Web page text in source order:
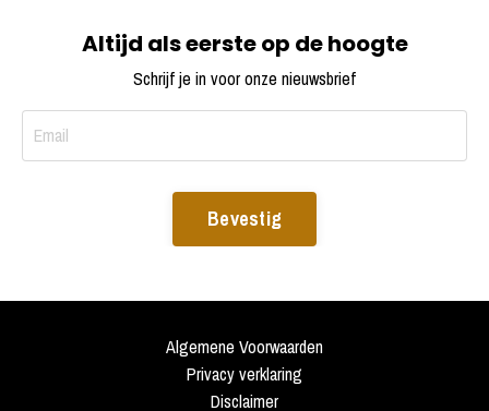
Altijd als eerste op de hoogte
Schrijf je in voor onze nieuwsbrief
Bevestig
Algemene Voorwaarden
Privacy verklaring
Disclaimer